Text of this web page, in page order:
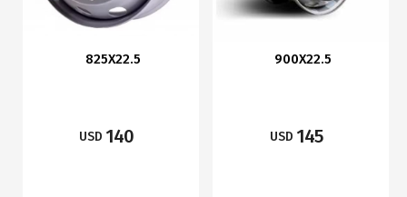
825X22.5
USD 140
900X22.5
USD 145